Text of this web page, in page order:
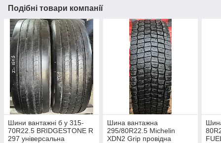
Подібні товари компанії
Шини вантажні б у 315-
70R22.5 BRIDGESTONE R
297 універсальна
Шина вантажна
295/80R22.5 Michelin
XDN2 Grip провідна